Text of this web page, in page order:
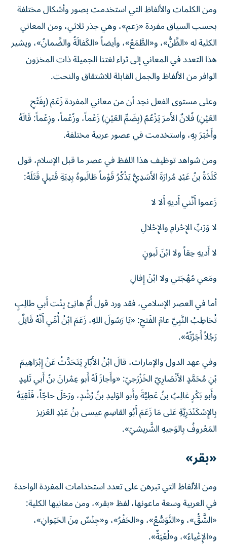
ومن الكلمات والألفاظ التي استخدمت بصور وأشكال مختلفة
بحسب السياق مفردة «زعم»، وهي جذر ثلاثي، ومن المعاني
الكلية له «الظَّنُّ»، و«الطَّمَعُ»، وأيضاً «الكَفالَةُ والضَّمانُ»، ويشير
هذا التعدد في المعاني إلى ثراء لغتنا الجميلة ذات المخزون
الوافر من الألفاظ والجمل القابلة للاشتقاق والنحت.
وعلى مستوى الفعل نجد أن من معاني المفردة زَعَمَ (بِفَتْحِ
العَيْنِ) فُلانٌ الأَمرَ يَزْعُمُ (بِضَمِّ العَيْنِ) زَعْماً، وزُعْماً، وزِعْماً: قَالَهُ
وأَخْبَرَ بِهِ، واستخدمت في عصور عربية مختلفة.
ومن شواهد توظيف هذا اللفظ في عصر ما قبل الإسلام، قول
كَلَدَةُ بنُ عَبْدِ مُرارَةَ الأَسَدِيُّ يَذْكُرُ قَوْماً طَالَبوهُ بِدِيَةِ قَتيلٍ قَتَلَهُ:
زَعموا ‌أَنَّني ‌أَديهِ أَلا لا
لا وَرَبِّ الإِحْرامِ والإِحْلالِ
لا أَديهِ حِقاً ولا ابْنَ لَبونٍ
ومَعي مُهْجَتي ولا ابْنَ إِفالِ
أما في العصر الإسلامي، فقد ورد قول أُمّ هانِئ بِنْت أَبي طالِبٍ
تُخاطِبُ النَّبِيَّ عامَ الفَتحِ: «يَا رَسُولَ اللهِ، ‌زَعَمَ ابْنُ أُمِّي أَنَّهُ قَاتِلٌ
رَجُلاً أَجَرْتُهُ».
وفي عهد الدول والإمارات، قالَ ابْنُ الأَبّارِ يَتَحَدَّثُ عَنْ إِبْرَاهِيمَ
بْنِ مُحَمَّدٍ الأَنْصَارِيّ الخَزْرَجيّ: «وأَجازَ لَهُ أَبو عِمْرانَ بنُ أَبي تَليدٍ
وأَبو بَكْرٍ غالِبُ بنُ عَطِيَّةَ وأَبو الوَليدِ بنُ رُشْدٍ، ورَحَلَ حاجّاً، فَلَقِيَهُ
بِالإِسْكَنْدَرِيَّةِ عَلى مَا ‌زَعَمَ أَبُو القاسِمِ عيسى بنُ عَبْدِ العَزيز
المَعْروفُ بِالوَجيهِ الشَّريشيّ».
«بقر»
ومن الألفاظ التي تبرهن على تعدد استخدامات المفردة الواحدة
في العربية وسعة ماعونها، لفظ «بقر»، ومن معانيها الكلية:
«الشَّقُّ»، و«التَّوَسُّعُ»، و«الحَفْرُ»، و«جِنْسٌ مِنَ الحَيَوانِ»،
و«الإِعْياءُ»، و«لُعْبَةٌ».